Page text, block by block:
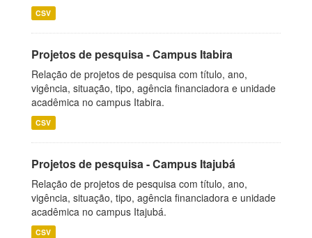
CSV
Projetos de pesquisa - Campus Itabira
Relação de projetos de pesquisa com título, ano,
vigência, situação, tipo, agência financiadora e unidade
acadêmica no campus Itabira.
CSV
Projetos de pesquisa - Campus Itajubá
Relação de projetos de pesquisa com título, ano,
vigência, situação, tipo, agência financiadora e unidade
acadêmica no campus Itajubá.
CSV